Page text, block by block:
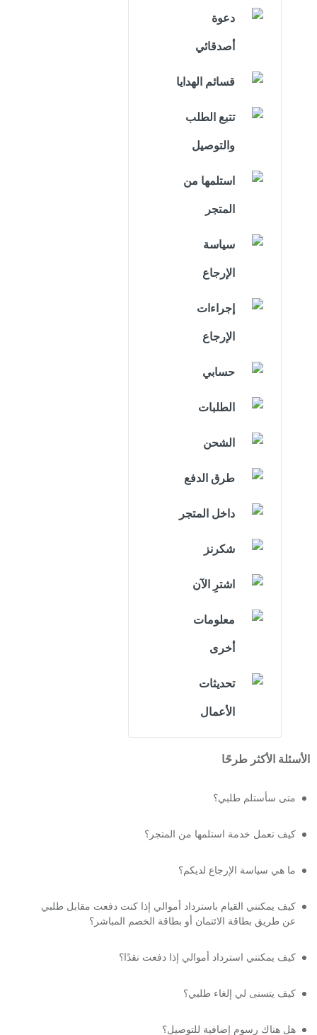
دعوة
أصدقائي
قسائم الهدايا
تتبع الطلب
والتوصيل
استلمها من
المتجر
سياسة
الإرجاع
إجراءات
الإرجاع
حسابي
الطلبات
الشحن
طرق الدفع
داخل المتجر
شكرنز
اشترِ الآن
معلومات
أخرى
تحديثات
الأعمال
الأسئلة الأكثر طرحًا
متى سأستلم طلبي؟
كيف تعمل خدمة استلمها من المتجر؟
ما هي سياسة الإرجاع لديكم؟
كيف يمكنني القيام باسترداد أموالي إذا كنت دفعت مقابل طلبي
عن طريق بطاقة الائتمان أو بطاقة الخصم المباشر؟
كيف يمكنني استرداد أموالي إذا دفعت نقدًا؟
كيف يتسنى لي إلغاء طلبي؟
هل هناك رسوم إضافية للتوصيل؟